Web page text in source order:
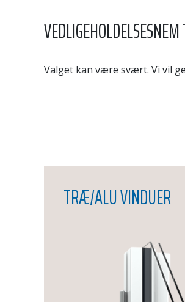
Valget kan være svært. Vi vil
TRÆ/ALU VINDUER